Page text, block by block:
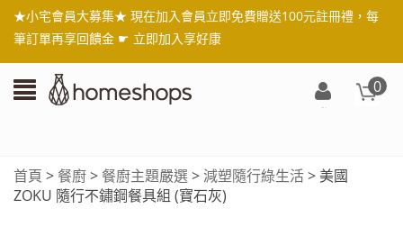
★小宅會員大募集★ 現在加入會員立即免費贈送100元註冊禮，每
筆訂單再享回饋金 ☛ 立即加入享好康
0
冊
首頁 > 餐廚> 餐廚主題嚴選> 減塑隨行綠生活> 美國
ZOKU 隨行不鏽鋼餐具組 (寶石灰)